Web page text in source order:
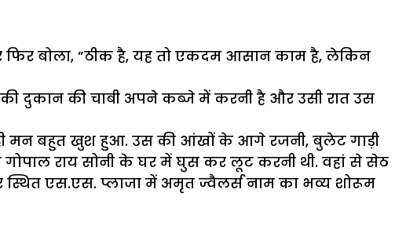
फिर बोला, ”ठीक है, यह तो एकदम आसान काम है, लेकिन
दुकान की चाबी अपने कब्जे में करनी है और उसी रात उस
ही मन बहुत खुश हुआ. उस की आंखों के आगे रजनी, बुलेट गाड़ी
राय सोनी के घर में घुस कर लूट करनी थी. वहां से सेठ
स्थित एस.एस. प्लाजा में अमृत ज्वैलर्स नाम का भव्य शोरूम